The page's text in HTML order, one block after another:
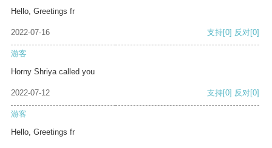
Hello, Greetings fr
2022-07-16 支持[0] 反对[0]
游客
Horny Shriya called you
2022-07-12 支持[0] 反对[0]
游客
Hello, Greetings fr